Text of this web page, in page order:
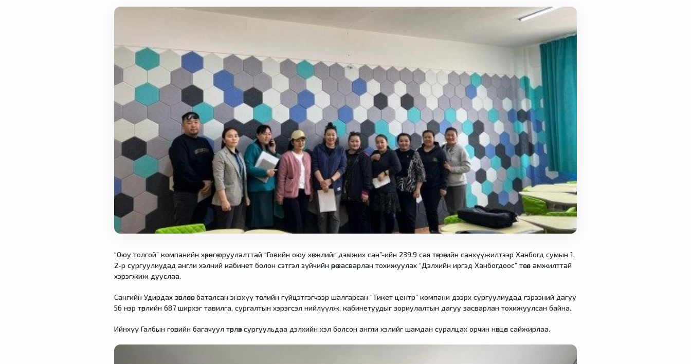
“Оюу толгой” компанийн хөрөнгө оруулалттай “Говийн оюу хөгжлийг дэмжих сан”-ийн 239.9 сая төгрөгийн санхүүжилтээр Ханбогд сумын 1,
2-р сургуулиудад англи хэлний кабинет болон сэтгэл зүйчийн өрөө засварлан тохижуулах “Дэлхийн иргэд Ханбогдоос” төсөл амжилттай
хэрэгжиж дууслаа.
Сангийн Удирдах зөвлөлөөс баталсан энэхүү төслийн гүйцэтгэгчээр шалгарсан “Тикет центр” компани дээрх сургуулиудад гэрээний дагуу
56 нэр төрлийн 687 ширхэг тавилга, сургалтын хэрэгсэл нийлүүлж, кабинетуудыг зориулалтын дагуу засварлан тохижуулсан байна.
Ийнхүү Галбын говийн багачуул төрлөх сургуульдаа дэлхийн хэл болсон англи хэлийг шамдан суралцах орчин нөхцөл сайжирлаа.